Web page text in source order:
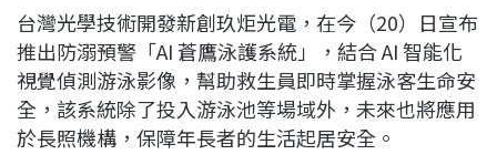
b
o
o
k
a
d
s
e
d
I
n
L
i
n
k
台灣光學技術開發新創玖炬光電，在今（20）日宣布
推出防溺預警「AI 蒼鷹泳護系統」，結合 AI 智能化
視覺偵測游泳影像，幫助救生員即時掌握泳客生命安
全，該系統除了投入游泳池等場域外，未來也將應用
於長照機構，保障年長者的生活起居安全。